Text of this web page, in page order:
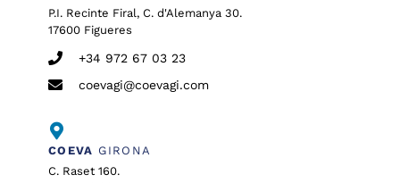
P.I. Recinte Firal, C. d'Alemanya 30.
17600 Figueres
+34 972 67 03 23
coevagi@coevagi.com
COEVA GIRONA
C. Raset 160.